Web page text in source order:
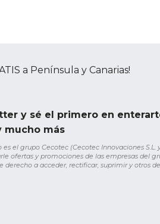
a Península y Canarias!
y sé el primero en
mucho más
el grupo Cecotec (Cecotec Innovaciones S.L.
ofertas y promociones de las empresas del
a acceder, rectificar, suprimir y otros